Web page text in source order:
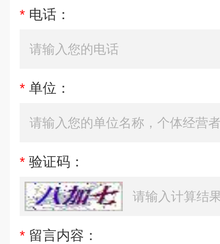
* 电话：
* 单位：
* 验证码：
* 留言内容：